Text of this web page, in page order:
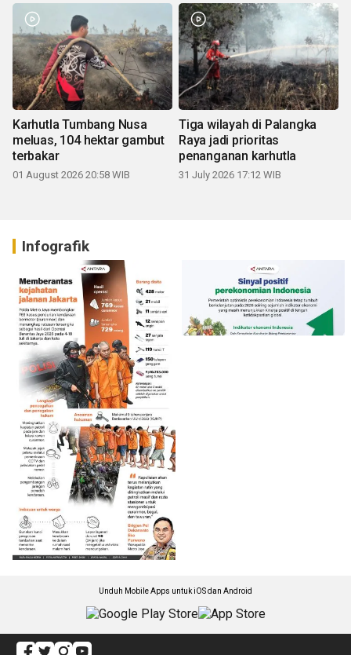
Karhutla Tumbang Nusa
meluas, 104 hektar gambut
terbakar
01 August 2026 20:58 WIB
Tiga wilayah di Palangka
Raya jadi prioritas
penanganan karhutla
31 July 2026 17:12 WIB
Infografik
Unduh Mobile Apps untuk iOS dan Android